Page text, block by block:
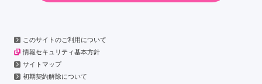
このサイトのご利用について
情報セキュリティ基本方針
サイトマップ
初期契約解除について